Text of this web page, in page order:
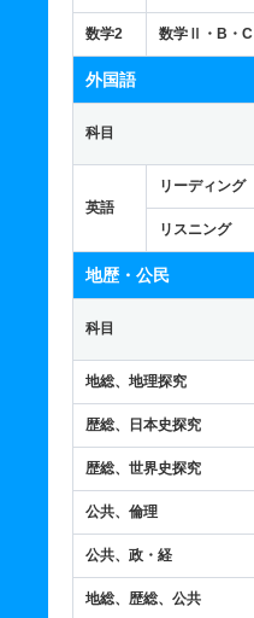
数学2 数学Ⅱ・B・C
外国語
科目
英語
リーディング
リスニング
地歴・公民
科目
地総、地理探究
歴総、日本史探究
歴総、世界史探究
公共、倫理
公共、政・経
地総、歴総、公共